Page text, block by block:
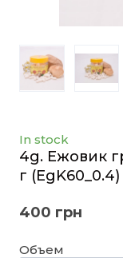
In stock
4g. Ежовик
г (EgK60_0.4)
400 грн
Объем